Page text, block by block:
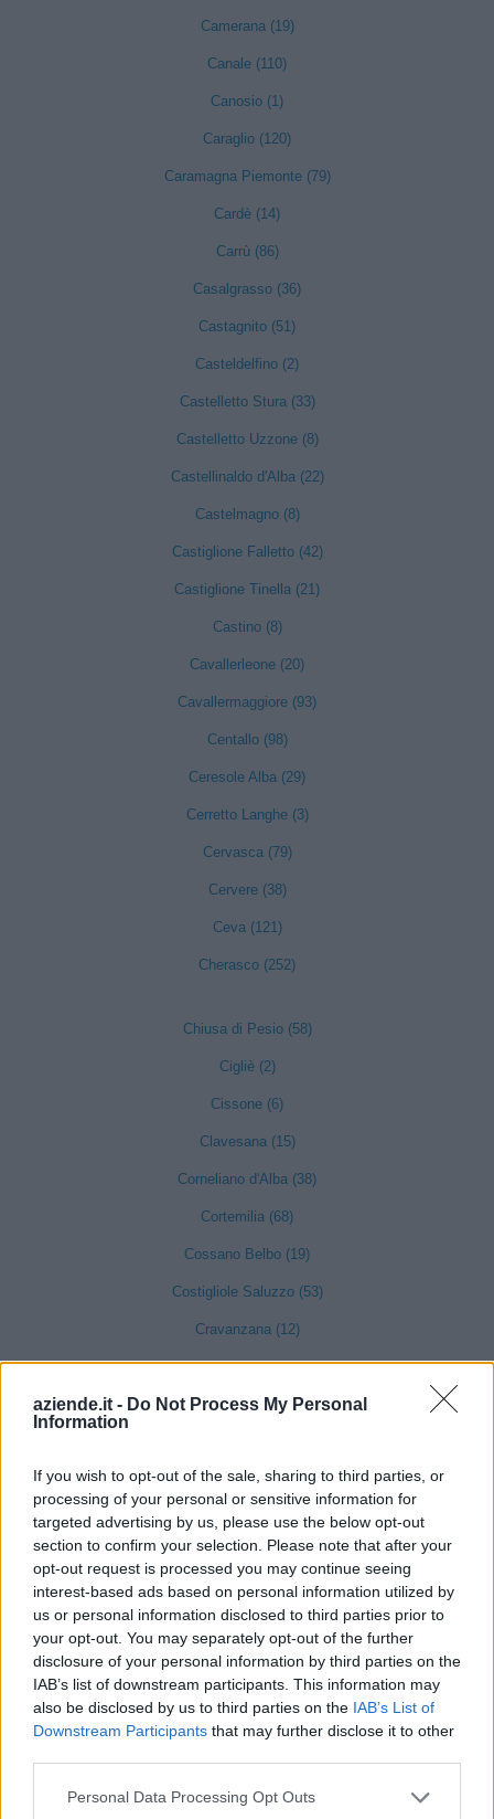
aziende.it - Do Not Process My Personal
Information
If you wish to opt-out of the sale, sharing to third parties, or
processing of your personal or sensitive information for
targeted advertising by us, please use the below opt-out
section to confirm your selection. Please note that after your
opt-out request is processed you may continue seeing
interest-based ads based on personal information utilized by
us or personal information disclosed to third parties prior to
your opt-out. You may separately opt-out of the further
disclosure of your personal information by third parties on the
IAB’s list of downstream participants. This information may
also be disclosed by us to third parties on the IAB’s List of
Downstream Participants that may further disclose it to other
Personal Data Processing Opt Outs
Camerana (19)
Canale (110)
Canosio (1)
Caraglio (120)
Caramagna Piemonte (79)
Cardè (14)
Carrù (86)
Casalgrasso (36)
Castagnito (51)
Casteldelfino (2)
Castelletto Stura (33)
Castelletto Uzzone (8)
Castellinaldo d'Alba (22)
Castelmagno (8)
Castiglione Falletto (42)
Castiglione Tinella (21)
Castino (8)
Cavallerleone (20)
Cavallermaggiore (93)
Centallo (98)
Ceresole Alba (29)
Cerretto Langhe (3)
Cervasca (79)
Cervere (38)
Ceva (121)
Cherasco (252)
Chiusa di Pesio (58)
Cigliè (2)
Cissone (6)
Clavesana (15)
Corneliano d'Alba (38)
Cortemilia (68)
Cossano Belbo (19)
Costigliole Saluzzo (53)
Cravanzana (12)
Crissolo (2)
Cuneo (1331)
Diano d'Alba (98)
Dogliani (104)
Dronero (114)
Entracque (21)
Envie (20)
Farigliano (49)
Faule (6)
Feisoglio (9)